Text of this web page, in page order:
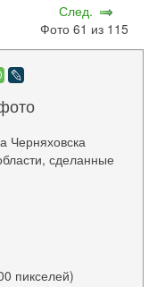
След.
Фото 61 из 115
Черняховска
сделанные
пикселей)